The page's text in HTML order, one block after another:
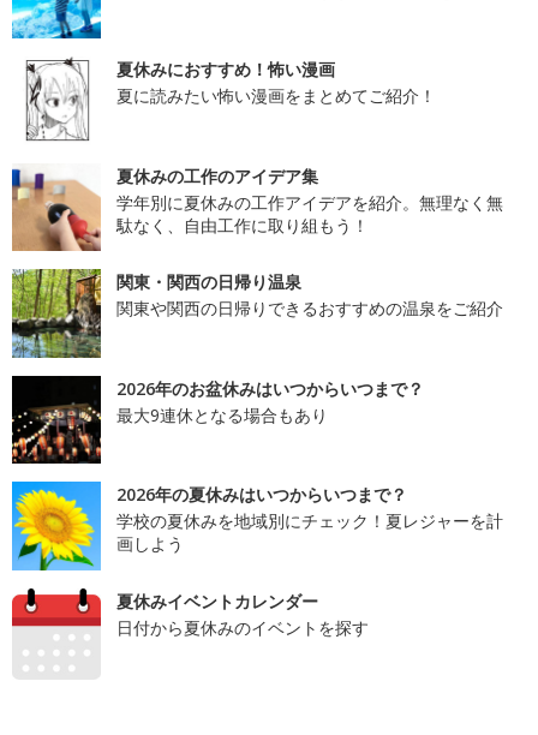
夏休みにおすすめ！怖い漫画
夏に読みたい怖い漫画をまとめてご紹介！
夏休みの工作のアイデア集
学年別に夏休みの工作アイデアを紹介。無理なく無
駄なく、自由工作に取り組もう！
関東・関西の日帰り温泉
関東や関西の日帰りできるおすすめの温泉をご紹介
2026年のお盆休みはいつからいつまで？
最大9連休となる場合もあり
2026年の夏休みはいつからいつまで？
学校の夏休みを地域別にチェック！夏レジャーを計
画しよう
夏休みイベントカレンダー
日付から夏休みのイベントを探す